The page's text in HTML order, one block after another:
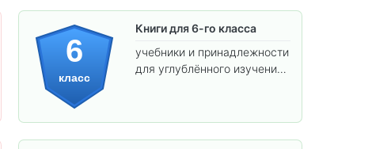
6
класс
Книги для 6-го класса
учебники и принадлежности
для углублённого изучения